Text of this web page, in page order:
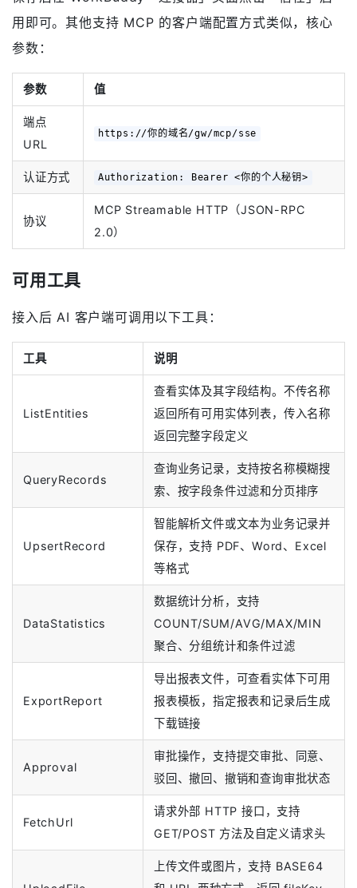
用即可。其他支持 MCP 的客户端配置方式类似，核心
参数：
参数 值
端点
URL
https://你的域名/gw/mcp/sse
认证方式 Authorization: Bearer <你的个人秘钥>
协议
MCP Streamable HTTP（JSON-RPC
2.0）
可用工具
接入后 AI 客户端可调用以下工具：
工具 说明
ListEntities
查看实体及其字段结构。不传名称
返回所有可用实体列表，传入名称
返回完整字段定义
QueryRecords
查询业务记录，支持按名称模糊搜
索、按字段条件过滤和分页排序
UpsertRecord
智能解析文件或文本为业务记录并
保存，支持 PDF、Word、Excel
等格式
DataStatistics
数据统计分析，支持
COUNT/SUM/AVG/MAX/MIN
聚合、分组统计和条件过滤
ExportReport
导出报表文件，可查看实体下可用
报表模板，指定报表和记录后生成
下载链接
Approval
审批操作，支持提交审批、同意、
驳回、撤回、撤销和查询审批状态
FetchUrl
请求外部 HTTP 接口，支持
GET/POST 方法及自定义请求头
上传文件或图片，支持 BASE64